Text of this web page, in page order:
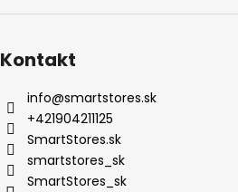
Kontakt
info@smartstores.sk
+421904211125
SmartStores.sk
smartstores_sk
SmartStores_sk